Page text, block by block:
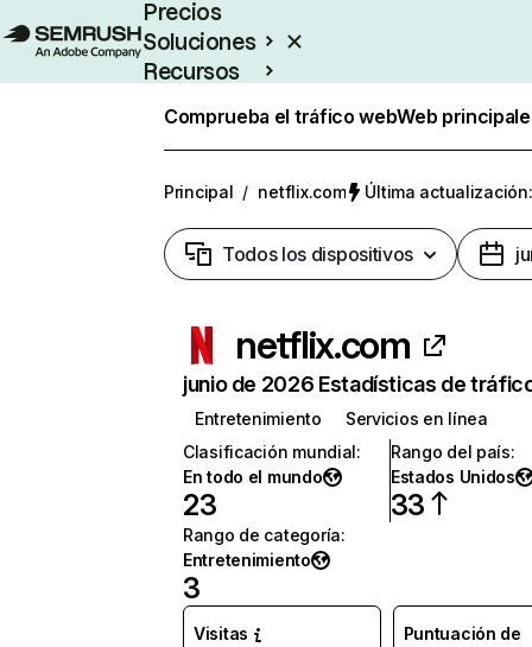
Precios
Soluciones
Recursos
Comprueba el tráfico webWeb
Principal / netflix.com Última
Todos los dispositivos
netflix.com
junio de 2026 Estadísticas de
Entretenimiento
Servicios en línea
Clasificación mundial:
En todo el mundo
23
Rango del país:
Estados Unidos
33
Rango de categoría:
Entretenimiento
3
Visitas
Puntuación de